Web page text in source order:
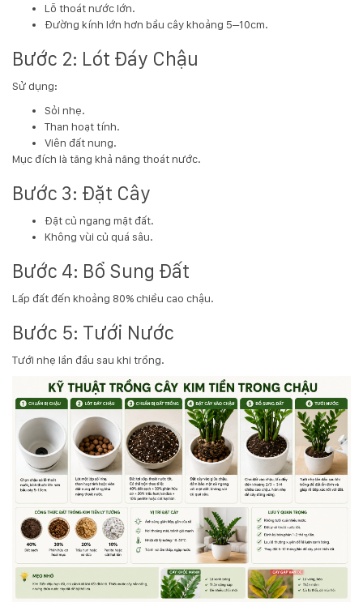
Lỗ thoát nước lớn.
Đường kính lớn hơn bầu cây khoảng 5–10cm.
Bước 2: Lót Đáy Chậu
Sử dụng:
Sỏi nhẹ.
Than hoạt tính.
Viên đất nung.
Mục đích là tăng khả năng thoát nước.
Bước 3: Đặt Cây
Đặt củ ngang mặt đất.
Không vùi củ quá sâu.
Bước 4: Bổ Sung Đất
Lấp đất đến khoảng 80% chiều cao chậu.
Bước 5: Tưới Nước
Tưới nhẹ lần đầu sau khi trồng.